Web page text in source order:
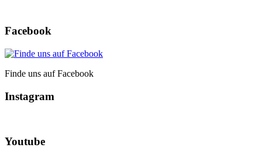
Facebook
Finde uns auf Facebook
Instagram
Youtube